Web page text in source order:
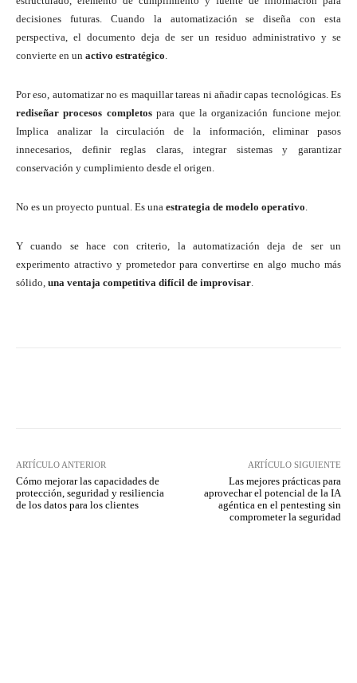
decisiones futuras. Cuando la automatización se diseña con esta
perspectiva, el documento deja de ser un residuo administrativo y se
convierte en un activo estratégico
Por eso, automatizar no es maquillar tareas ni añadir capas tecnológicas. Es
rediseñar procesos completospara que la organización funcione mejor.
Implica analizar la circulación de la información, eliminar pasos
innecesarios, definir reglas claras, integrar sistemas y garantizar
conservación y cumplimiento desde el origen.
No es un proyecto puntual. Es una estrategia de modelo operativo
Y cuando se hace con criterio, la automatización deja de ser un
experimento atractivo y prometedor para convertirse en algo mucho más
sólido, una ventaja competitiva difícil de improvisar
ARTÍCULO ANTERIOR
Cómo mejorar las capacidades de
protección, seguridad y resiliencia
de los datos para los clientes
ARTÍCULO SIGUIENTE
Las mejores prácticas para
aprovechar el potencial de la IA
agéntica en el pentesting sin
comprometer la seguridad